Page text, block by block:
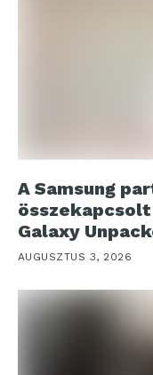
A Samsung
Galaxy
AUGUSZTUS 3, 2026